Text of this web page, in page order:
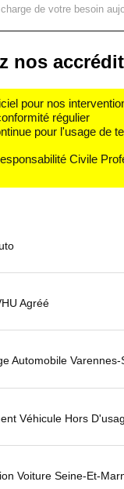
de votre besoin
nos
pour nos
régulier
pour l'usage de
Civile
Agréé
Automobile
Véhicule Hors
Voiture Seine-Et-